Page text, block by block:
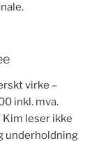
virke –
inkl. mva.
Kim leser ikke
underholdning